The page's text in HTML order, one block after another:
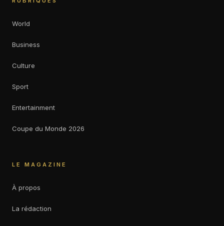
World
Business
Culture
Sport
Entertainment
Coupe du Monde 2026
LE MAGAZINE
À propos
La rédaction